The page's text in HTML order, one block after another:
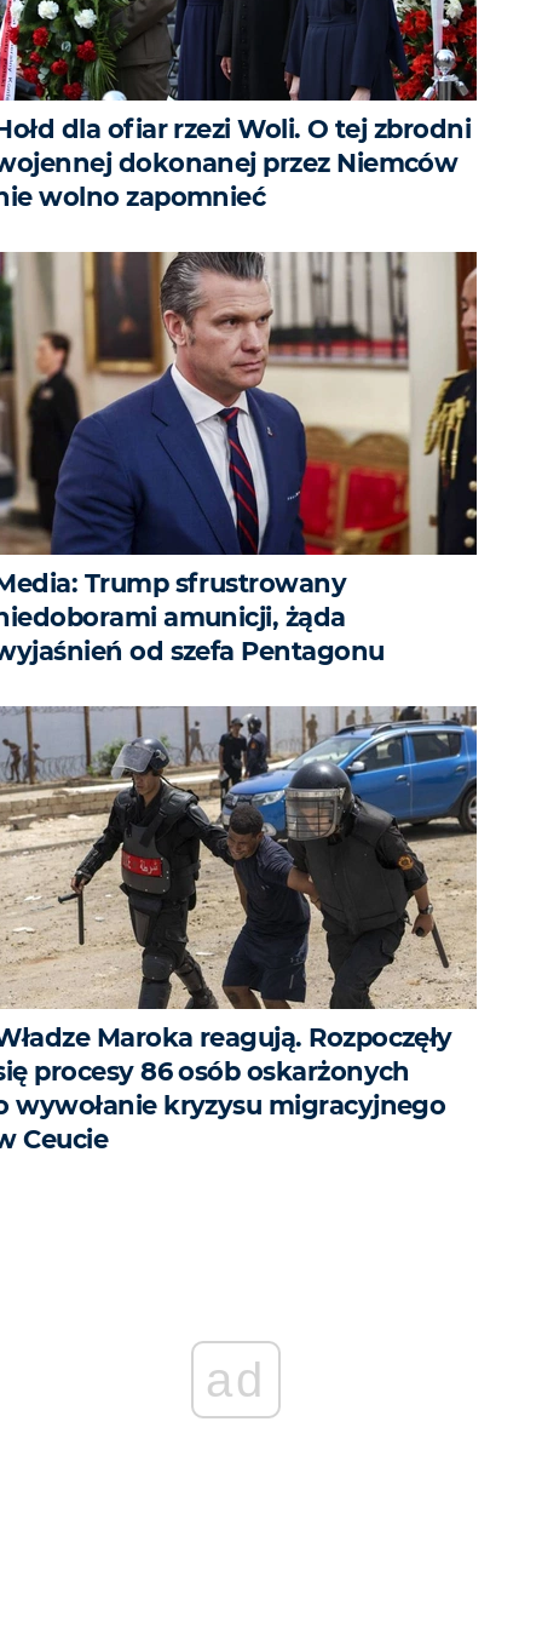
dla ofiar rzezi Woli. O tej zbrodni
dokonanej przez Niemców
wolno zapomnieć
Trump sfrustrowany
amunicji, żąda
od szefa Pentagonu
Maroka reagują. Rozpoczęły
procesy 86 osób oskarżonych
wywołanie kryzysu migracyjnego
Ceucie
ad